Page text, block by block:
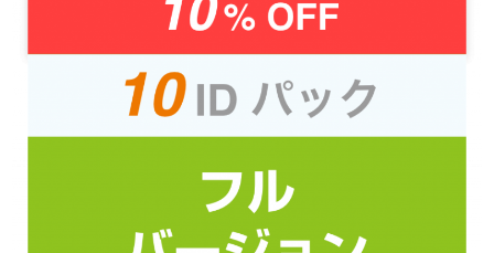
料金プラン
ブログ